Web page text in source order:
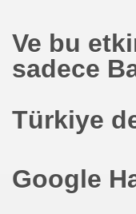
Ve bu
sadece
Türkiye
Google
Ama..
BİZDEN MUCİT